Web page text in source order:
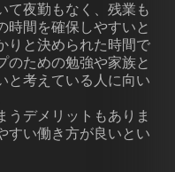
て夜勤もなく、残業も
時間を確保しやすいと
りと決められた時間で
のための勉強や家族と
と考えている人に向い
うデメリットもありま
すい働き方が良いとい